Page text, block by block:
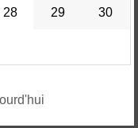
28 29 30